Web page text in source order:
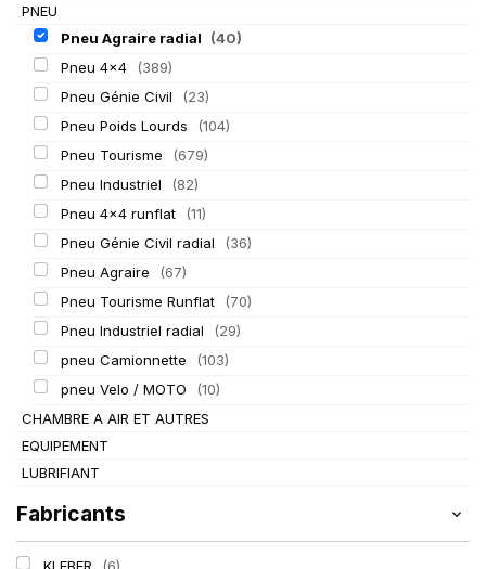
PNEU
Pneu Agraire radial
(40)
Pneu 4x4
(389)
Pneu Génie Civil
(23)
Pneu Poids Lourds
(104)
Pneu Tourisme
(679)
Pneu Industriel
(82)
Pneu 4x4 runflat
(11)
Pneu Génie Civil radial
(36)
Pneu Agraire
(67)
Pneu Tourisme Runflat
(70)
Pneu Industriel radial
(29)
pneu Camionnette
(103)
pneu Velo / MOTO
(10)
CHAMBRE A AIR ET AUTRES
EQUIPEMENT
LUBRIFIANT
Fabricants